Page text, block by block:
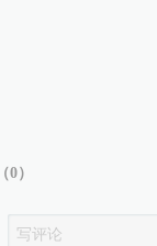
（0）